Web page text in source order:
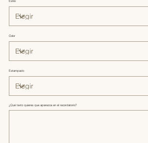
Estilo
Color
Estampado
¿Qué texto quieres que aparezca en el recordatorio?
Hasta